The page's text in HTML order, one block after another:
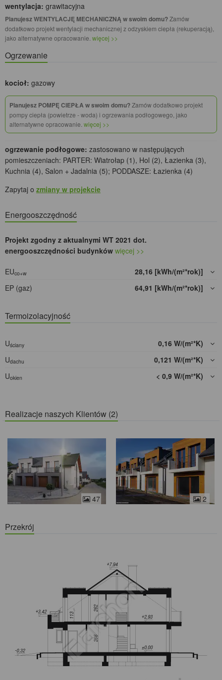
wentylacja: grawitacyjna
Planujesz WENTYLACJĘ MECHANICZNĄ w swoim domu?Zamów
dodatkowo projekt wentylacji mechanicznej z odzyskiem ciepła (rekuperacją),
jako alternatywne opracowanie. więcej >>
Ogrzewanie
kocioł: gazowy
Planujesz POMPĘ CIEPŁA w swoim domu?Zamów dodatkowo projekt
pompy ciepła (powietrze - woda) i ogrzewania podłogowego, jako
alternatywne opracowanie. więcej >>
ogrzewanie podłogowe: zastosowano w następujących
pomieszczeniach: PARTER: Wiatrołap (1), Hol (2), Łazienka (3),
Kuchnia (4), Salon + Jadalnia (5); PODDASZE: Łazienka (4)
Zapytaj o zmiany w projekcie
Energooszczędność
Projekt zgodny z aktualnymi WT 2021 dot.
energooszczędności budynków więcej >>
EUco+w
28,16 [kWh/(m²*rok)]
EP (gaz)
64,91 [kWh/(m²*rok)]
Termoizolacyjność
Uściany
0,16 W/(m²*K)
Udachu
0,121 W/(m²*K)
Uokien < 0,9 W/(m²*K)
Realizacje naszych Klientów (2)
47 2
Przekrój